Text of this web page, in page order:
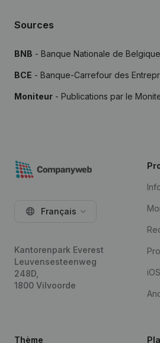
Sources
BNB - Banque Nationale de Belgique
BCE - Banque-Carrefour des
Moniteur - Publications par le
Français
Kantorenpark Everest
Leuvensesteenweg
248D,
1800 Vilvoorde
Thème